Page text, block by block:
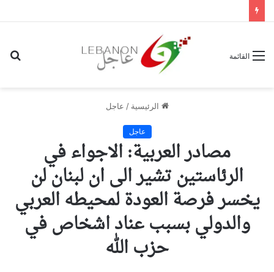
القائمة
الرئيسية / عاجل
عاجل
مصادر العربية: ⁠الاجواء في
الرئاستين تشير الى ان لبنان لن
يخسر فرصة العودة لمحيطه العربي
والدولي بسبب عناد اشخاص في
حزب الله